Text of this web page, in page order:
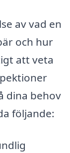
av vad en
och hur
att veta
dina behov
följande: